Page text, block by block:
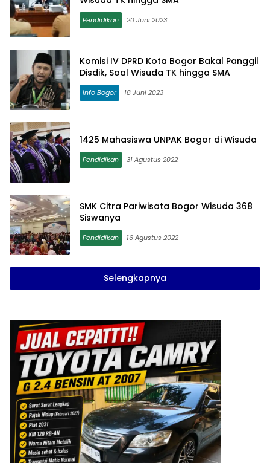
Pendidikan 20 Juni 2023
Komisi IV DPRD Kota Bogor Bakal Panggil
Disdik, Soal Wisuda TK hingga SMA
Info Bogor 18 Juni 2023
1425 Mahasiswa UNPAK Bogor di Wisuda
Pendidikan 31 Agustus 2022
SMK Citra Pariwisata Bogor Wisuda 368
Siswanya
Pendidikan 16 Agustus 2022
Selengkapnya